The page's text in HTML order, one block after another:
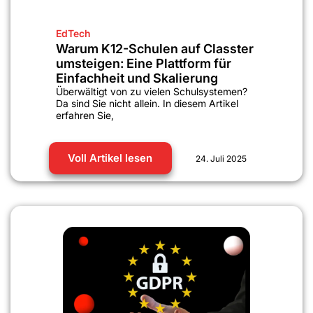
EdTech
Warum K12-Schulen auf Classter
umsteigen: Eine Plattform für
Einfachheit und Skalierung
Überwältigt von zu vielen Schulsystemen?
Da sind Sie nicht allein. In diesem Artikel
erfahren Sie,
Voll Artikel lesen 24. Juli 2025